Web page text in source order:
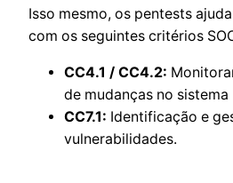
Isso mesmo, os pentests
com os seguintes critérios
CC4.1 / CC4.2:
de mudanças no sistema
CC7.1: Identificação e
vulnerabilidades.